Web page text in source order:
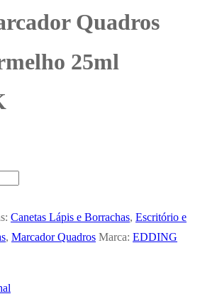
Quadros
25ml
Canetas Lápis e Borrachas, Escritório e
, Marcador Quadros Marca: EDDING